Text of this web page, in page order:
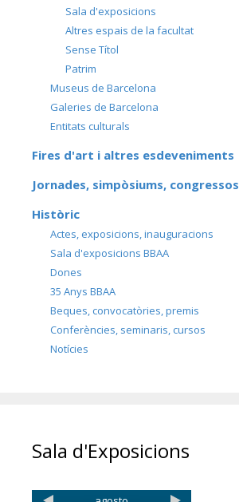
Sala d'exposicions
Altres espais de la facultat
Sense Títol
Patrim
Museus de Barcelona
Galeries de Barcelona
Entitats culturals
Fires d'art i altres esdeveniments
Jornades, simpòsiums, congressos
Històric
Actes, exposicions, inauguracions
Sala d'exposicions BBAA
Dones
35 Anys BBAA
Beques, convocatòries, premis
Conferències, seminaris, cursos
Notícies
Sala d'Exposicions